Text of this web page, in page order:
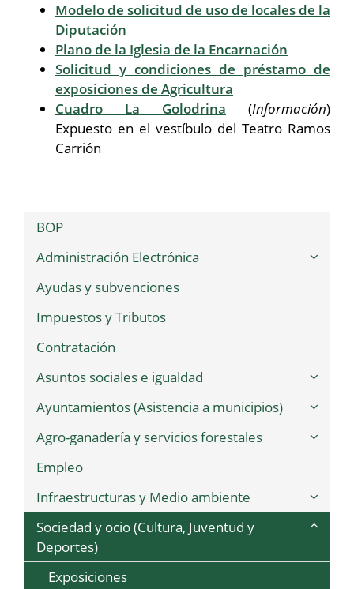
Modelo de solicitud de uso de locales de la
Diputación
Plano de la Iglesia de la Encarnación
Solicitud y condiciones de préstamo de
exposiciones de Agricultura
Cuadro La Golodrina (Información)
Expuesto en el vestíbulo del Teatro Ramos
Carrión
BOP
Administración Electrónica
Ayudas y subvenciones
Impuestos y Tributos
Contratación
Asuntos sociales e igualdad
Ayuntamientos (Asistencia a municipios)
Agro-ganadería y servicios forestales
Empleo
Infraestructuras y Medio ambiente
Sociedad y ocio (Cultura, Juventud y
Deportes)
Exposiciones